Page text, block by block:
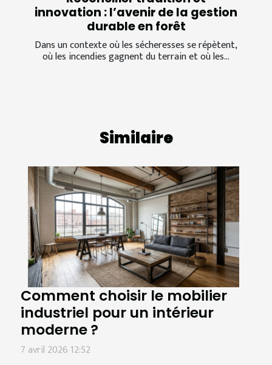
innovation : l’avenir de la gestion
durable en forêt
Dans un contexte où les sécheresses se répètent,
où les incendies gagnent du terrain et où les...
Similaire
Comment choisir le mobilier
industriel pour un intérieur
moderne ?
7 avril 2026 12:52